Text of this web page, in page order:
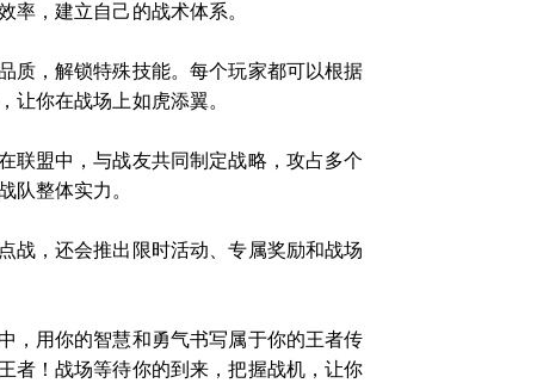
率，建立自己的战术体系。
质，解锁特殊技能。每个玩家都可以根据
让你在战场上如虎添翼。
联盟中，与战友共同制定战略，攻占多个
队整体实力。
战，还会推出限时活动、专属奖励和战场
，用你的智慧和勇气书写属于你的王者传
者！战场等待你的到来，把握战机，让你